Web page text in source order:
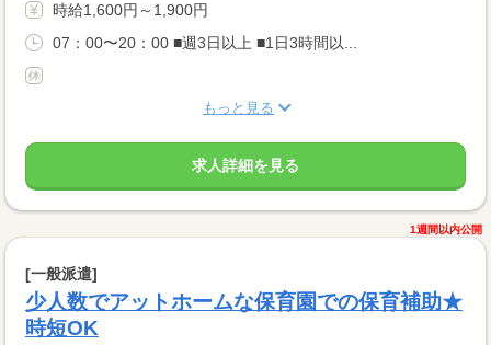
時給1,600円～1,900円
07：00〜20：00 ■週3日以上 ■1日3時間以...
もっと見る
求人詳細を見る
1週間以内公開
[一般派遣]
少人数でアットホームな保育園での保育補助★
時短OK